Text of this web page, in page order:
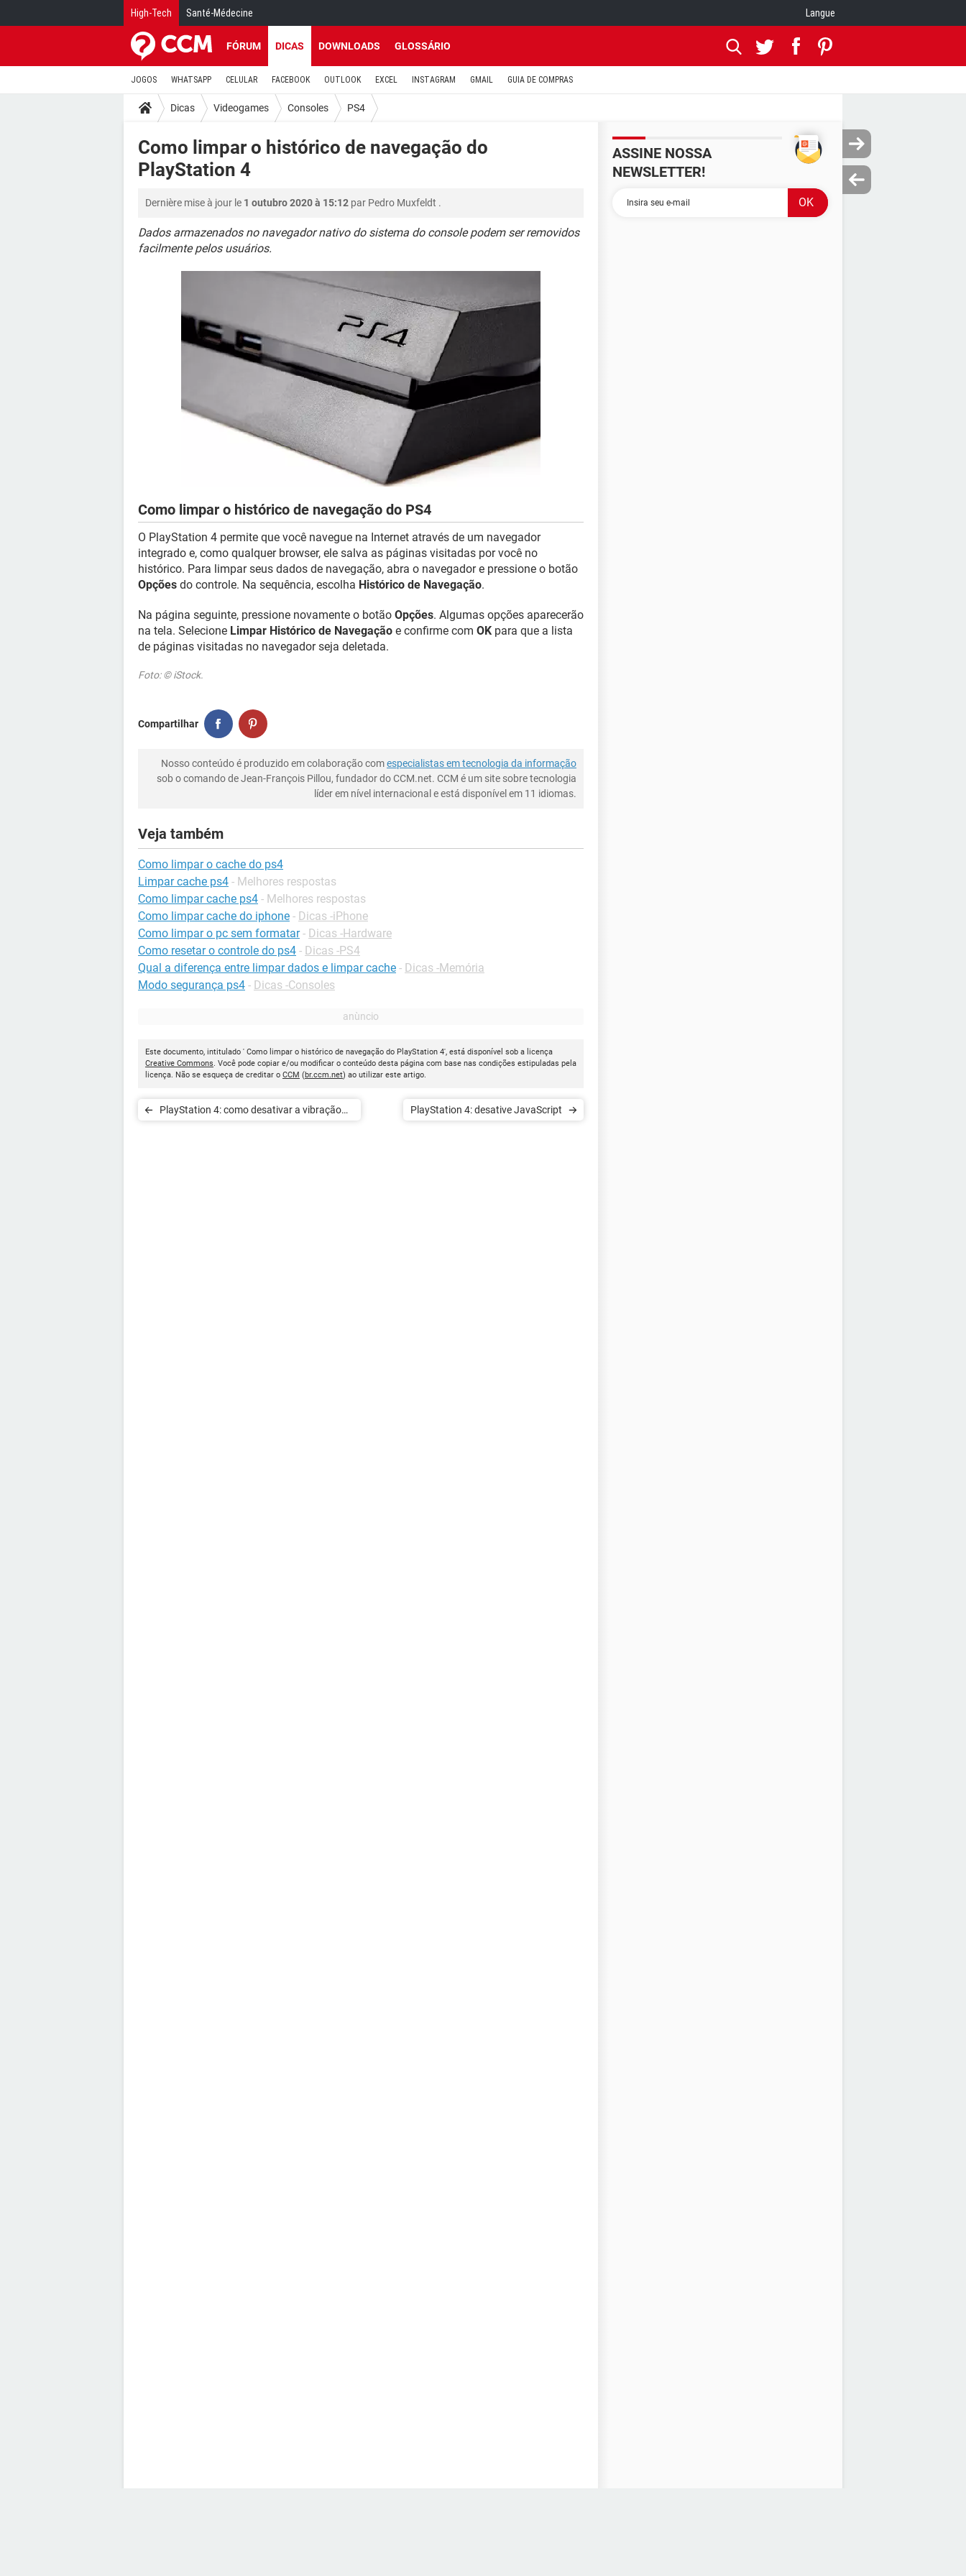
High-Tech Santé-Médecine Langue
FÓRUM DICAS DOWNLOADS GLOSSÁRIO
JOGOS WHATSAPP CELULAR FACEBOOK OUTLOOK EXCEL INSTAGRAM GMAIL GUIA DE COMPRAS
Dicas Videogames Consoles PS4
Como limpar o histórico de navegação do
PlayStation 4
Dernière mise à jour le 1 outubro 2020 à 15:12 par Pedro Muxfeldt .
Dados armazenados no navegador nativo do sistema do console podem ser removidos
facilmente pelos usuários.
Como limpar o histórico de navegação do PS4
O PlayStation 4 permite que você navegue na Internet através de um navegador
integrado e, como qualquer browser, ele salva as páginas visitadas por você no
histórico. Para limpar seus dados de navegação, abra o navegador e pressione o botão
Opções do controle. Na sequência, escolha Histórico de Navegação.
Na página seguinte, pressione novamente o botão Opções. Algumas opções aparecerão
na tela. Selecione Limpar Histórico de Navegação e confirme com OK para que a lista
de páginas visitadas no navegador seja deletada.
Foto: © iStock.
Compartilhar
Nosso conteúdo é produzido em colaboração comespecialistas em tecnologia da informação
sob o comando de Jean-François Pillou, fundador do CCM.net. CCM é um site sobre tecnologia
líder em nível internacional e está disponível em 11 idiomas.
Veja também
Como limpar o cache do ps4
Limpar cache ps4 - Melhores respostas
Como limpar cache ps4 - Melhores respostas
Como limpar cache do iphone - Dicas -iPhone
Como limpar o pc sem formatar - Dicas -Hardware
Como resetar o controle do ps4 - Dicas -PS4
Qual a diferença entre limpar dados e limpar cache - Dicas -Memória
Modo segurança ps4 - Dicas -Consoles
Este documento, intitulado ' Como limpar o histórico de navegação do PlayStation 4', está disponível sob a licença
Creative Commons. Você pode copiar e/ou modificar o conteúdo desta página com base nas condições estipuladas pela
licença. Não se esqueça de creditar o CCM (br.ccm.net) ao utilizar este artigo.
PlayStation 4: como desativar a vibração
PlayStation 4: desative JavaScript
ASSINE NOSSA
NEWSLETTER!